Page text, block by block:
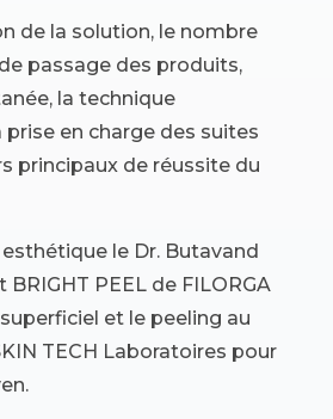
de la solution, le nombre
passage des produits,
la technique
prise en charge des suites
principaux de réussite du
le Dr. Butavand
PEEL de FILORGA
et le peeling au
TECH Laboratoires pour